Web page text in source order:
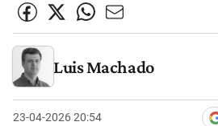
Luis Machado
23-04-2026 20:54